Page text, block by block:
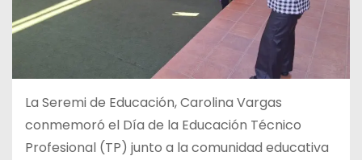
La Seremi de Educación, Carolina Vargas
conmemoró el Día de la Educación Técnico
Profesional (TP) junto a la comunidad educativa